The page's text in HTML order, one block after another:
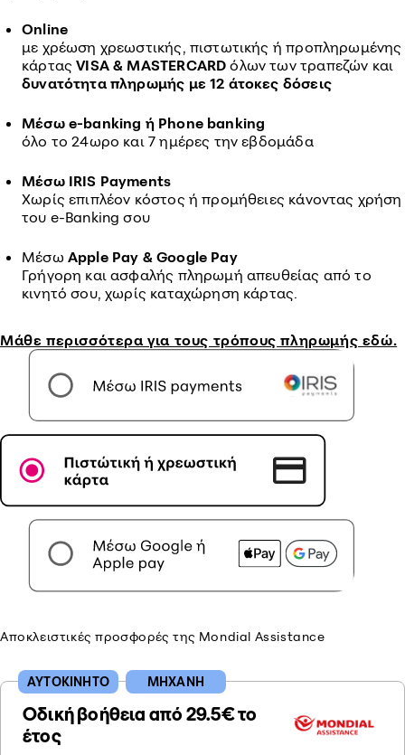
Online
με χρέωση χρεωστικής, πιστωτικής ή προπληρωμένης
κάρταςVISA & MASTERCARD όλων των τραπεζών και
δυνατότητα πληρωμής με 12 άτοκες δόσεις
Μέσω e-banking ή Phone banking
όλο το 24ωρο και 7 ημέρες την εβδομάδα
Μέσω IRIS Payments
Χωρίς επιπλέον κόστος ή προμήθειες κάνοντας χρήση
του e-Βanking σου
Μέσω Apple Pay & Google Pay
Γρήγορη και ασφαλής πληρωμή απευθείας από το
κινητό σου, χωρίς καταχώρηση κάρτας.
Μάθε περισσότερα για τους τρόπους πληρωμής εδώ.
Αποκλειστικές προσφορές της Mondial Assistance
Οδική βοήθεια από 29.5€ το
έτος
ΑΥΤΟΚΙΝΗΤΟ ΜΗΧΑΝΗ